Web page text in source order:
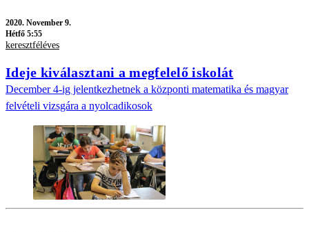
2020. November 9.
Hétfő 5:55
keresztféléves
Ideje kiválasztani a megfelelő iskolát
December 4-ig jelentkezhetnek a központi matematika és magyar
felvételi vizsgára a nyolcadikosok